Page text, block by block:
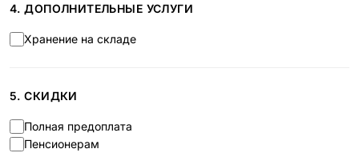
4. ДОПОЛНИТЕЛЬНЫЕ УСЛУГИ
Хранение на складе
5. СКИДКИ
Полная предоплата
Пенсионерам